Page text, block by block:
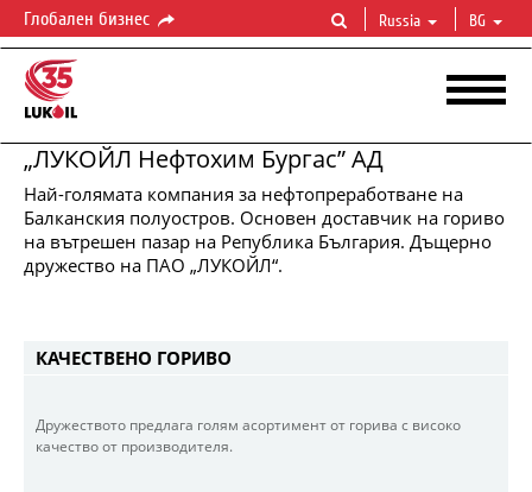
Глобален бизнес Russia BG
„ЛУКОЙЛ Нефтохим Бургас” АД
Най-голямата компания за нефтопреработване на
Балканския полуостров. Основен доставчик на гориво
на вътрешен пазар на Република България. Дъщерно
дружество на ПАО „ЛУКОЙЛ“.
ЛУКОЙЛНЕФТОХИМ БУРГАС
Преработване на нефт. Производство на горива
КАЧЕСТВЕНО ГОРИВО
Дружеството предлага голям асортимент от горива с високо
качество от производителя.